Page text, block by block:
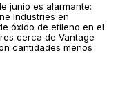
junio es alarmante:
Industries en
óxido de etileno en el
cerca de Vantage
cantidades menos